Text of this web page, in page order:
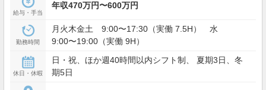
給与・手当
年収470万円〜600万円
勤務時間
月火木金土 9:00〜17:30（実働 7.5H） 水
9:00〜19:00（実働 9H）
休日・休暇
日・祝、ほか週40時間以内シフト制、 夏期3日、冬
期5日